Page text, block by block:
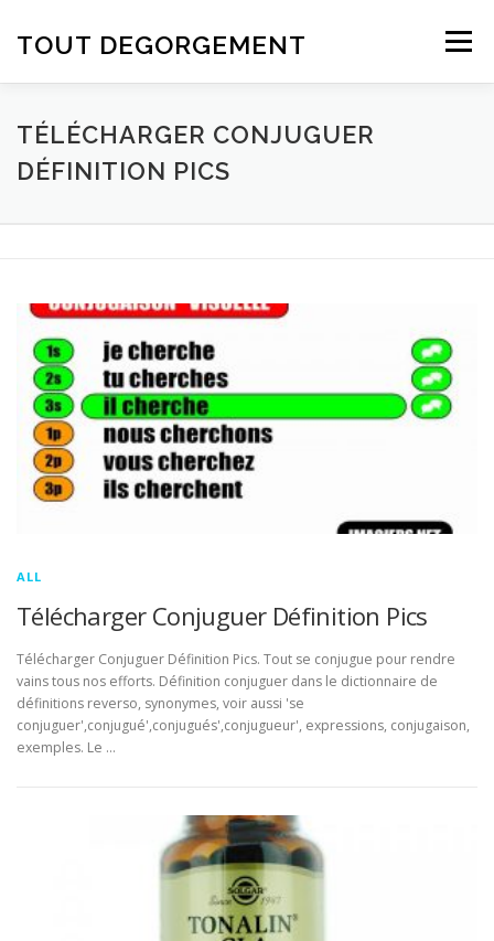
TOUT DEGORGEMENT Menu
TÉLÉCHARGER CONJUGUER
DÉFINITION PICS
ALL
Télécharger Conjuguer Définition Pics
Télécharger Conjuguer Définition Pics. Tout se conjugue pour rendre
vains tous nos efforts. Définition conjuguer dans le dictionnaire de
définitions reverso, synonymes, voir aussi 'se
conjuguer',conjugué',conjugués',conjugueur', expressions, conjugaison,
exemples. Le …